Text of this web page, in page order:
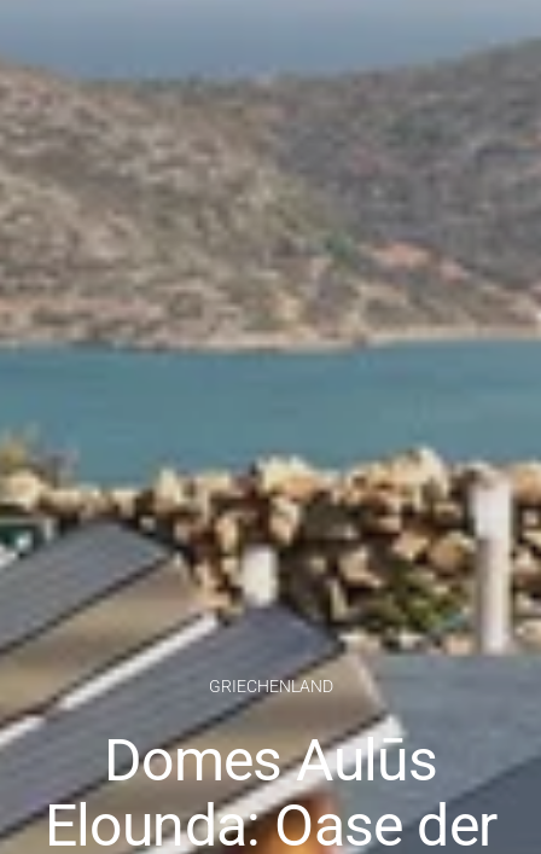
GRIECHENLAND
Domes Aulūs
Elounda: Oase der